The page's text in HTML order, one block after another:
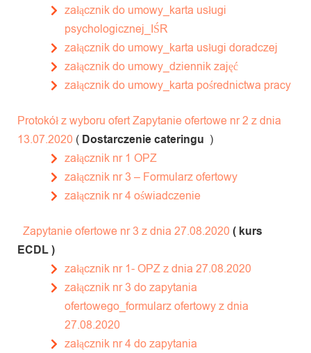
załącznik do umowy_karta usługi
psychologicznej_IŚR
załącznik do umowy_karta usługi doradczej
załącznik do umowy_dziennik zajęć
załącznik do umowy_karta pośrednictwa pracy
Protokół z wyboru ofertZapytanie ofertowe nr 2 z dnia
13.07.2020 ( Dostarczenie cateringu )
załącznik nr 1 OPZ
załącznik nr 3 – Formularz ofertowy
załącznik nr 4 oświadczenie
Zapytanie ofertowe nr 3 z dnia 27.08.2020 ( kurs
ECDL )
załącznik nr 1- OPZ z dnia 27.08.2020
załącznik nr 3 do zapytania
ofertowego_formularz ofertowy z dnia
27.08.2020
załącznik nr 4 do zapytania